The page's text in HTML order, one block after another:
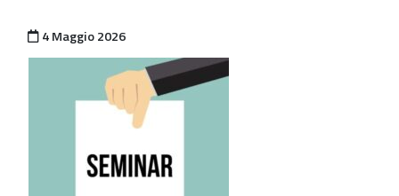
Pubblicato il
4 Maggio 2026